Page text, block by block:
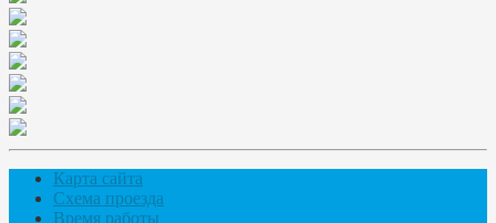
Карта сайта
Схема проезда
Время работы